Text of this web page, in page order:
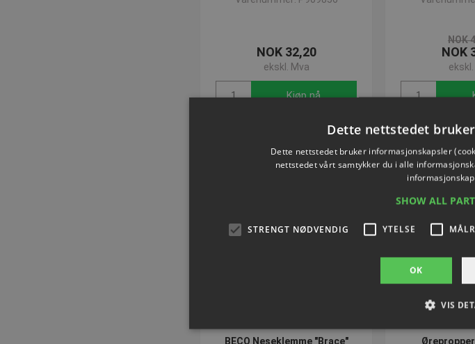
NOK 32,20
ekskl. Mva
Kjøp nå
NOK
NOK
BECO Neseklemme "Brace"
Ørepropper
Dette nettstedet
Dette nettstedet bruker informasjonskapsler
nettstedet vårt samtykker du i alle
SHOW ALL
STRENGT NØDVENDIG YTELSE
OK
VIS